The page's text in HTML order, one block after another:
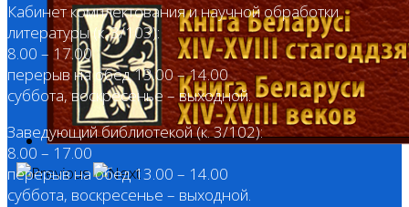
Кабинет комплектования и научной обработки
литературы (к. 3/103):
8.00 – 17.00
перерыв на обед 13.00 – 14.00
суббота, воскресенье – выходной.
Заведующий библиотекой (к. 3/102):
8.00 – 17.00
перерыв на обед 13.00 – 14.00
суббота, воскресенье – выходной.